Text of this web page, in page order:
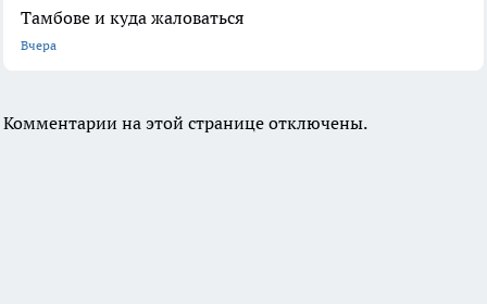
Тамбове и куда жаловаться
Вчера
Комментарии на этой странице отключены.